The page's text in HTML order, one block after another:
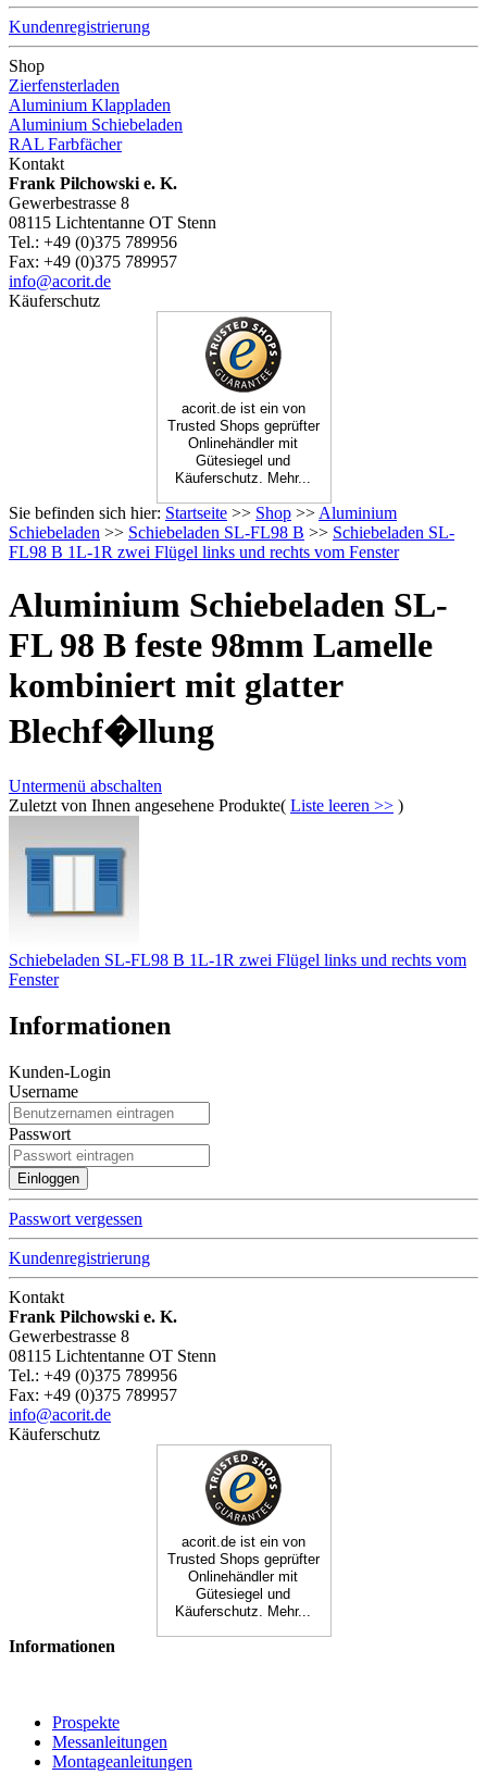
Kundenregistrierung
Shop
Zierfensterladen
Aluminium Klappladen
Aluminium Schiebeladen
RAL Farbfächer
Kontakt
Frank Pilchowski e. K.
Gewerbestrasse 8
08115 Lichtentanne OT Stenn
Tel.: +49 (0)375 789956
Fax: +49 (0)375 789957
info@acorit.de
Käuferschutz
acorit.de ist ein von
Trusted Shops geprüfter
Onlinehändler mit
Gütesiegel und
Käuferschutz. Mehr...
Sie befinden sich hier: Startseite >> Shop >> Aluminium
Schiebeladen >> Schiebeladen SL-FL98 B >> Schiebeladen SL-
FL98 B 1L-1R zwei Flügel links und rechts vom Fenster
Aluminium Schiebeladen SL-
FL 98 B feste 98mm Lamelle
kombiniert mit glatter
Blechf�llung
Untermenü abschalten
Zuletzt von Ihnen angesehene Produkte( Liste leeren >> )
Schiebeladen SL-FL98 B 1L-1R zwei Flügel links und rechts vom
Fenster
Informationen
Kunden-Login
Username
Passwort
Passwort vergessen
Kundenregistrierung
Kontakt
Frank Pilchowski e. K.
Gewerbestrasse 8
08115 Lichtentanne OT Stenn
Tel.: +49 (0)375 789956
Fax: +49 (0)375 789957
info@acorit.de
Käuferschutz
acorit.de ist ein von
Trusted Shops geprüfter
Onlinehändler mit
Gütesiegel und
Käuferschutz. Mehr...
Informationen
Prospekte
Messanleitungen
Montageanleitungen